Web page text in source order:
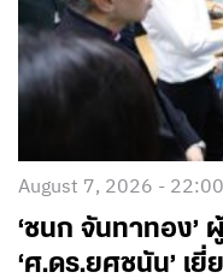
August 7, 2026 - 22:00
‘ชนก จันทาทอง’
‘ศ.ดร.ยศชนัน’ เยี่